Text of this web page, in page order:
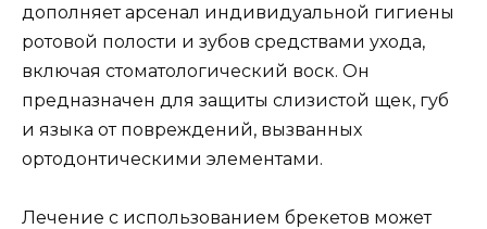
дополняет арсенал индивидуальной гигиены
ротовой полости и зубов средствами ухода,
включая стоматологический воск. Он
предназначен для защиты слизистой щек, губ
и языка от повреждений, вызванных
ортодонтическими элементами.
Лечение с использованием брекетов может